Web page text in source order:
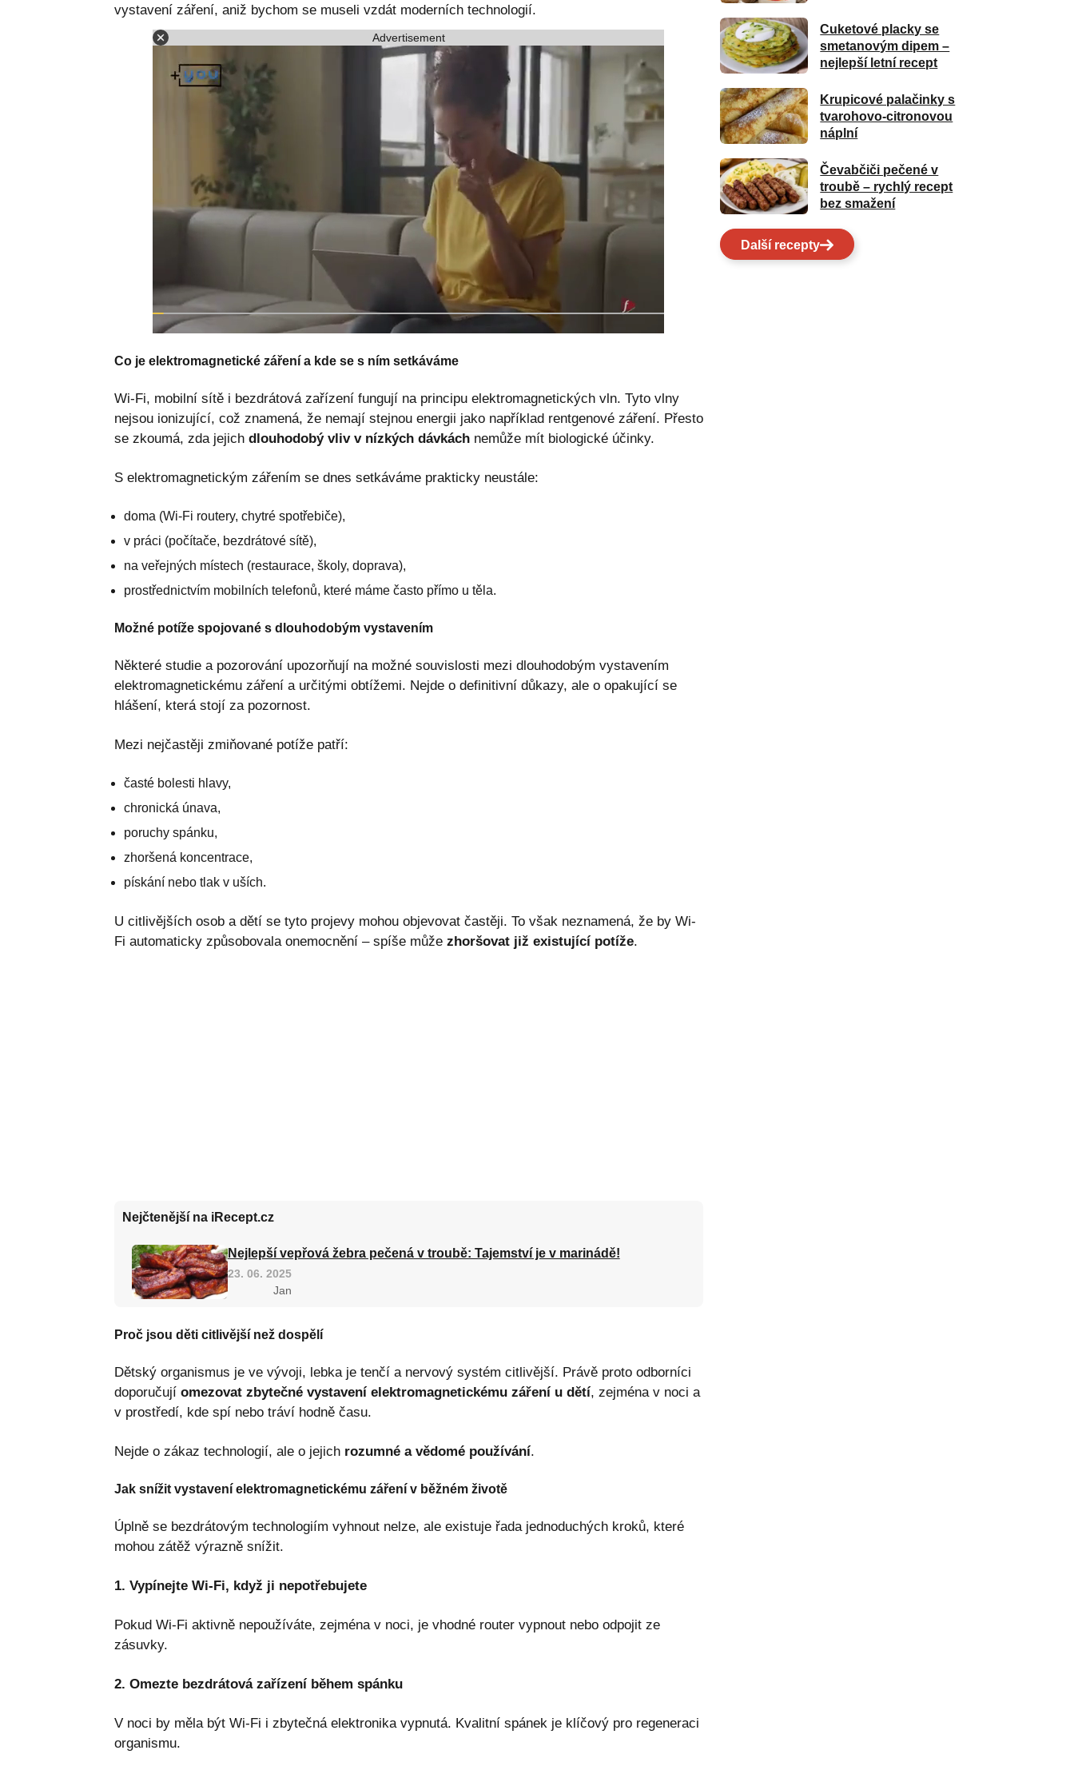
vystavení záření, aniž bychom se museli vzdát moderních technologií.
Advertisement
Co je elektromagnetické záření a kde se s ním setkáváme
Wi-Fi, mobilní sítě i bezdrátová zařízení fungují na principu elektromagnetických vln. Tyto vlny
nejsou ionizující, což znamená, že nemají stejnou energii jako například rentgenové záření. Přesto
se zkoumá, zda jejich dlouhodobý vliv v nízkých dávkáchnemůže mít biologické účinky.
S elektromagnetickým zářením se dnes setkáváme prakticky neustále:
doma (Wi-Fi routery, chytré spotřebiče),
v práci (počítače, bezdrátové sítě),
na veřejných místech (restaurace, školy, doprava),
prostřednictvím mobilních telefonů, které máme často přímo u těla.
Možné potíže spojované s dlouhodobým vystavením
Některé studie a pozorování upozorňují na možné souvislosti mezi dlouhodobým vystavením
elektromagnetickému záření a určitými obtížemi. Nejde o definitivní důkazy, ale o opakující se
hlášení, která stojí za pozornost.
Mezi nejčastěji zmiňované potíže patří:
časté bolesti hlavy,
chronická únava,
poruchy spánku,
zhoršená koncentrace,
pískání nebo tlak v uších.
U citlivějších osob a dětí se tyto projevy mohou objevovat častěji. To však neznamená, že by Wi-
Fi automaticky způsobovala onemocnění – spíše může zhoršovat již existující potíže.
Nejčtenější na iRecept.cz
Nejlepší vepřová žebra pečená v troubě: Tajemství je v marinádě!
23. 06. 2025
Jan
Proč jsou děti citlivější než dospělí
Dětský organismus je ve vývoji, lebka je tenčí a nervový systém citlivější. Právě proto odborníci
doporučují omezovat zbytečné vystavení elektromagnetickému záření u dětí, zejména v noci a
v prostředí, kde spí nebo tráví hodně času.
Nejde o zákaz technologií, ale o jejich rozumné a vědomé používání.
Jak snížit vystavení elektromagnetickému záření v běžném životě
Úplně se bezdrátovým technologiím vyhnout nelze, ale existuje řada jednoduchých kroků, které
mohou zátěž výrazně snížit.
1. Vypínejte Wi-Fi, když ji nepotřebujete
Pokud Wi-Fi aktivně nepoužíváte, zejména v noci, je vhodné router vypnout nebo odpojit ze
zásuvky.
2. Omezte bezdrátová zařízení během spánku
V noci by měla být Wi-Fi i zbytečná elektronika vypnutá. Kvalitní spánek je klíčový pro regeneraci
organismu.
Cuketové placky se
smetanovým dipem –
nejlepší letní recept
Krupicové palačinky s
tvarohovo-citronovou
náplní
Čevabčiči pečené v
troubě – rychlý recept
bez smažení
Další recepty